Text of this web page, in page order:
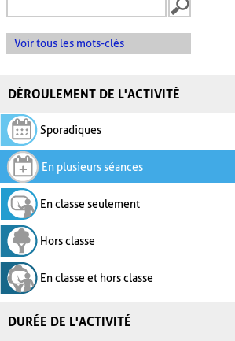
Voir tous les mots-clés
DÉROULEMENT DE L'ACTIVITÉ
Sporadiques
En plusieurs séances
En classe seulement
Hors classe
En classe et hors classe
DURÉE DE L'ACTIVITÉ